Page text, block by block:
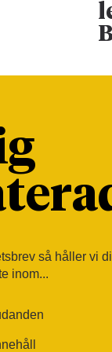
så håller vi
inom...